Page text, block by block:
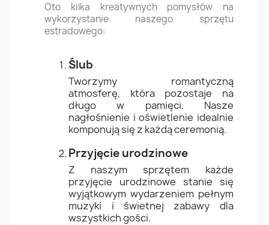
Oto kilka kreatywnych pomysłów na
wykorzystanie naszego sprzętu
estradowego:
Ślub
Tworzymy romantyczną
atmosferę, która pozostaje na
długo w pamięci. Nasze
nagłośnienie i oświetlenie idealnie
komponują się z każdą ceremonią.
Przyjęcie urodzinowe
Z naszym sprzętem każde
przyjęcie urodzinowe stanie się
wyjątkowym wydarzeniem pełnym
muzyki i świetnej zabawy dla
wszystkich gości.